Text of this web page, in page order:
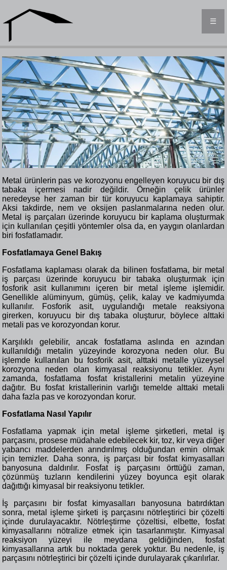
☰
Metal ürünlerin pas ve korozyonu engelleyen koruyucu bir dış
tabaka içermesi nadir değildir. Örneğin çelik ürünler
neredeyse her zaman bir tür koruyucu kaplamaya sahiptir.
Aksi takdirde, nem ve oksijen paslanmalarına neden olur.
Metal iş parçaları üzerinde koruyucu bir kaplama oluşturmak
için kullanılan çeşitli yöntemler olsa da, en yaygın olanlardan
biri fosfatlamadır.
Fosfatlamaya Genel Bakış
Fosfatlama kaplaması olarak da bilinen fosfatlama, bir metal
iş parçası üzerinde koruyucu bir tabaka oluşturmak için
fosforik asit kullanımını içeren bir metal işleme işlemidir.
Genellikle alüminyum, gümüş, çelik, kalay ve kadmiyumda
kullanılır. Fosforik asit, uygulandığı metale reaksiyona
girerken, koruyucu bir dış tabaka oluşturur, böylece alttaki
metali pas ve korozyondan korur.
Karşılıklı gelebilir, ancak fosfatlama aslında en azından
kullanıldığı metalin yüzeyinde korozyona neden olur. Bu
işlemde kullanılan bu fosforik asit, alttaki metalle yüzeysel
korozyona neden olan kimyasal reaksiyonu tetikler. Aynı
zamanda, fosfatlama fosfat kristallerini metalin yüzeyine
dağıtır. Bu fosfat kristallerinin varlığı temelde alttaki metali
daha fazla pas ve korozyondan korur.
Fosfatlama Nasıl Yapılır
Fosfatlama yapmak için metal işleme şirketleri, metal iş
parçasını, prosese müdahale edebilecek kir, toz, kir veya diğer
yabancı maddelerden arındırılmış olduğundan emin olmak
için temizler. Daha sonra, iş parçası bir fosfat kimyasalları
banyosuna daldırılır. Fosfat iş parçasını örttüğü zaman,
çözünmüş tuzların kendilerini yüzey boyunca eşit olarak
dağıttığı kimyasal bir reaksiyonu tetikler.
İş parçasını bir fosfat kimyasalları banyosuna batırdıktan
sonra, metal işleme şirketi iş parçasını nötrleştirici bir çözelti
içinde durulayacaktır. Nötrleştirme çözeltisi, elbette, fosfat
kimyasallarını nötralize etmek için tasarlanmıştır. Kimyasal
reaksiyon yüzeyi ile meydana geldiğinden, fosfat
kimyasallarına artık bu noktada gerek yoktur. Bu nedenle, iş
parçasını nötrleştirici bir çözelti içinde durulayarak çıkarılırlar.